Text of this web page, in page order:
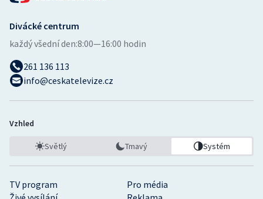
TV program
Pro média
Divácké centrum
každý všední den:8:00—16:00 hodin
261 136 113
info@ceskatelevize.cz
Vzhled
Světlý Tmavý Systém